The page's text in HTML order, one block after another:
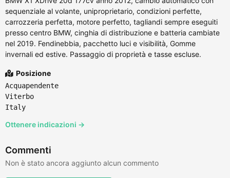
sequenziale al volante, uniproprietario, condizioni perfette,
carrozzeria perfetta, motore perfetto, tagliandi sempre eseguiti
presso centro BMW, cinghia di distribuzione e batteria cambiate
nel 2019. Fendinebbia, pacchetto luci e visibilità, Gomme
invernali ed estive. Passaggio di proprietà e tasse escluse.
Posizione
Acquapendente
Viterbo
Italy
Ottenere indicazioni →
Commenti
Non è stato ancora aggiunto alcun commento